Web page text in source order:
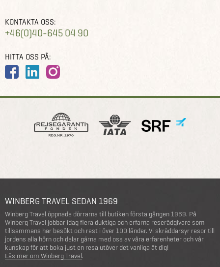
KONTAKTA OSS:
+46(0)40-645 04 90
HITTA OSS PÅ:
WINBERG TRAVEL SEDAN 1969
Winberg Travel öppnade dörrarna till butiken första gången 1969. På
Winberg Travel jobbar idag flera duktiga och erfarna reserådgivare som
tillsammans har besökt och rest i över 100 länder. Vi skräddarsyr resor till
jordens alla hörn och delar gärna med oss av våra erfarenheter och vår
kunskap för att boka just en resa utöver det vanliga åt dig!
Läs mer om Winberg Travel.